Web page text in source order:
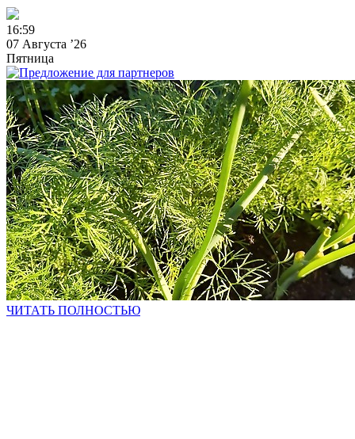
16:59
07 Августа ’26
Пятница
ЧИТАТЬ ПОЛНОСТЬЮ